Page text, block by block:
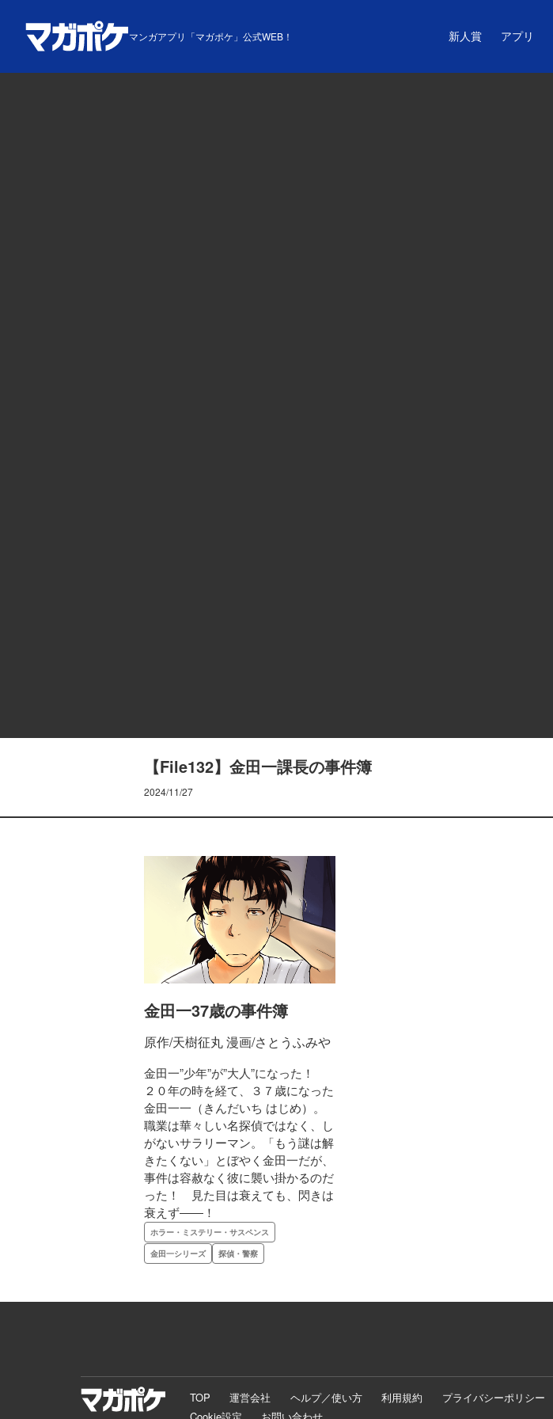
マンガアプリ「マガポケ」公式WEB！ 新人賞 アプリ
【File132】金田一課長の事件簿
2024/11/27
金田一37歳の事件簿
原作/天樹征丸 漫画/さとうふみや
金田一”少年”が”大人”になった！
２０年の時を経て、３７歳になった
金田一一（きんだいち はじめ）。
職業は華々しい名探偵ではなく、し
がないサラリーマン。「もう謎は解
きたくない」とぼやく金田一だが、
事件は容赦なく彼に襲い掛かるのだ
った！ 見た目は衰えても、閃きは
衰えず――！
ホラー・ミステリー・サスペンス
金田一シリーズ
探偵・警察
TOP 運営会社 ヘルプ／使い方 利用規約 プライバシーポリシー